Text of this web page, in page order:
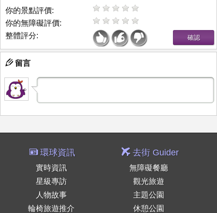
你的景點評價:
你的無障礙評價:
整體評分:
留言
環球資訊
實時資訊
星級專訪
人物故事
輪椅旅遊推介
去街 Guider
無障礙餐廳
觀光旅遊
主題公園
休憩公園